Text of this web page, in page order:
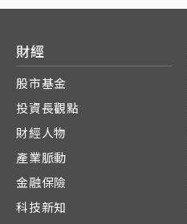
財經
股市基金
投資長觀點
財經人物
產業脈動
金融保險
科技新知